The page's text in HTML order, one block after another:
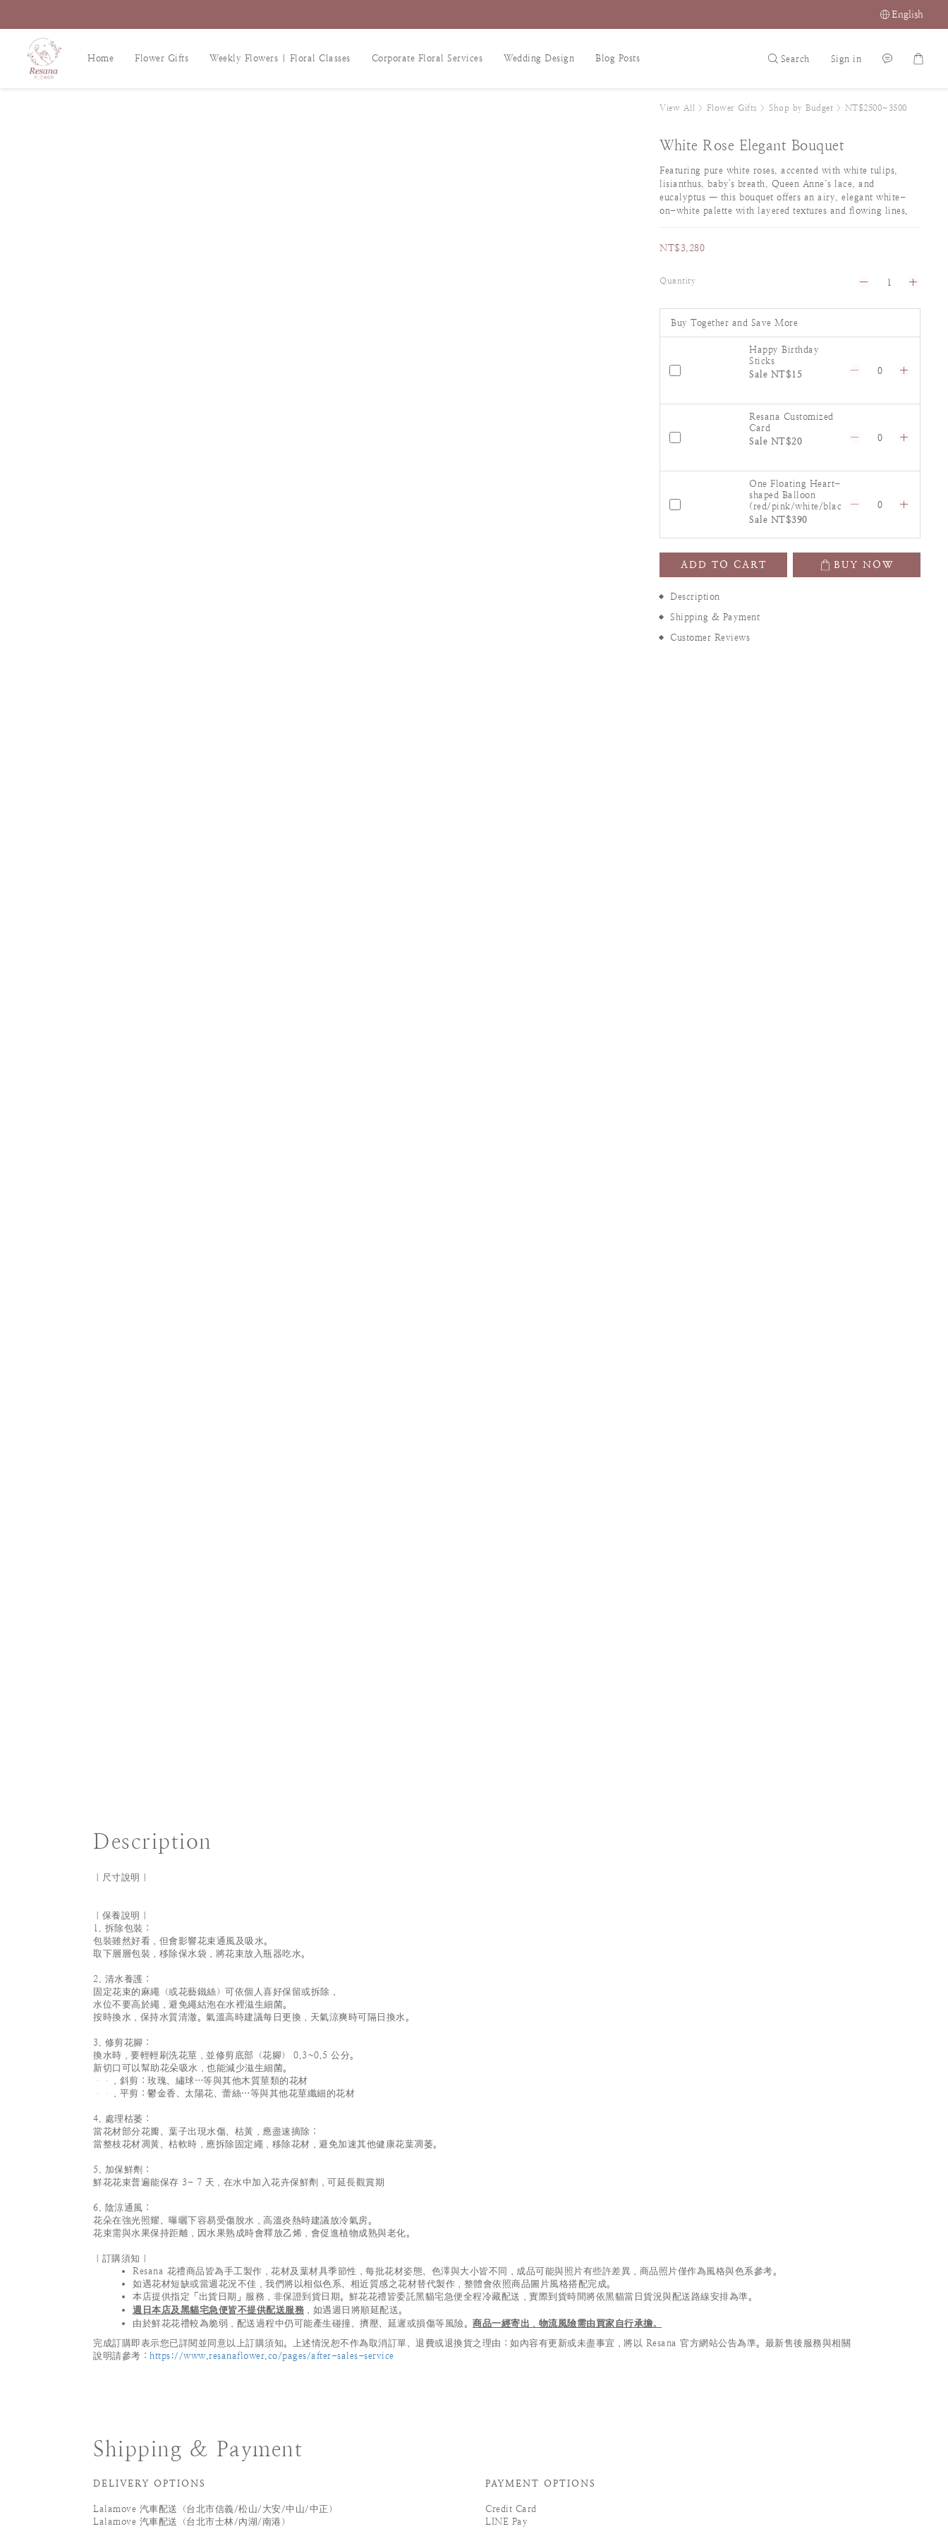
English
Home Flower Gifts Weekly Flowers | Floral Classes Corporate Floral Services Wedding Design Blog Posts Search Sign in
View All > Flower Gifts > Shop by Budget > NT$2500~3500
White Rose Elegant Bouquet
Featuring pure white roses, accented with white tulips,
lisianthus, baby's breath, Queen Anne’s lace, and
eucalyptus — this bouquet offers an airy, elegant white-
on-white palette with layered textures and flowing lines.
NT$3,280
Quantity
Buy Together and Save More
Happy Birthday
Sticks
Sale NT$15
Resana Customized
Card
Sale NT$20
One Floating Heart-
shaped Balloon
(red/pink/white/blac
k/silver)
Sale NT$390
ADD TO CART BUY NOW
Description
Shipping & Payment
Customer Reviews
Description
｜尺寸說明｜
｜保養說明｜
1. 拆除包裝：
包裝雖然好看，但會影響花束通風及吸水。
取下層層包裝，移除保水袋，將花束放入瓶器吃水。
2. 清水養護：
固定花束的麻繩（或花藝鐵絲）可依個人喜好保留或拆除，
水位不要高於繩，避免繩結泡在水裡滋生細菌。
按時換水，保持水質清澈。氣溫高時建議每日更換，天氣涼爽時可隔日換水。
3. 修剪花腳：
換水時，要輕輕刷洗花莖，並修剪底部（花腳） 0.3~0.5 公分。
新切口可以幫助花朵吸水，也能減少滋生細菌。
．斜剪：玫瑰、繡球…等與其他木質莖類的花材
．平剪：鬱金香、太陽花、蕾絲…等與其他花莖纖細的花材
4. 處理枯萎：
當花材部分花瓣、葉子出現水傷、枯黃，應盡速摘除；
當整枝花材凋黃、枯軟時，應拆除固定繩，移除花材，避免加速其他健康花葉凋萎。
5. 加保鮮劑：
鮮花花束普遍能保存 3- 7 天，在水中加入花卉保鮮劑，可延長觀賞期
6. 陰涼通風：
花朵在強光照耀、曝曬下容易受傷脫水，高溫炎熱時建議放冷氣房。
花束需與水果保持距離，因水果熟成時會釋放乙烯，會促進植物成熟與老化。
｜訂購須知｜
Resana 花禮商品皆為手工製作，花材及葉材具季節性，每批花材姿態、色澤與大小皆不同，成品可能與照片有些許差異，商品照片僅作為風格與色系參考。
如遇花材短缺或當週花況不佳，我們將以相似色系、相近質感之花材替代製作，整體會依照商品圖片風格搭配完成。
本店提供指定「出貨日期」服務，非保證到貨日期。鮮花花禮皆委託黑貓宅急便全程冷藏配送，實際到貨時間將依黑貓當日貨況與配送路線安排為準。
週日本店及黑貓宅急便皆不提供配送服務 ，如遇週日將順延配送。
由於鮮花花禮較為脆弱，配送過程中仍可能產生碰撞、擠壓、延遲或損傷等風險。 商品一經寄出，物流風險需由買家自行承擔。
完成訂購即表示您已詳閱並同意以上訂購須知。上述情況恕不作為取消訂單、退費或退換貨之理由；如內容有更新或未盡事宜，將以 Resana 官方網站公告為準。最新售後服務與相關
說明請參考： https://www.resanaflower.co/pages/after-sales-service
Shipping & Payment
DELIVERY OPTIONS
Lalamove 汽車配送（台北市信義/松山/大安/中山/中正）
Lalamove 汽車配送（台北市士林/內湖/南港）
PAYMENT OPTIONS
Credit Card
LINE Pay